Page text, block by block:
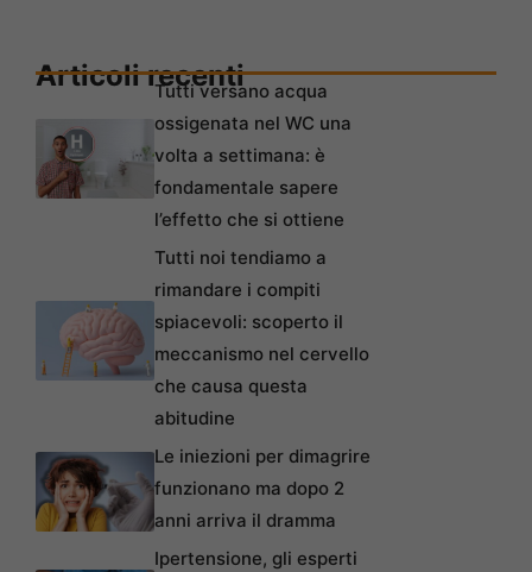
Articoli recenti
Tutti versano acqua
ossigenata nel WC una
volta a settimana: è
fondamentale sapere
l’effetto che si ottiene
Tutti noi tendiamo a
rimandare i compiti
spiacevoli: scoperto il
meccanismo nel cervello
che causa questa
abitudine
Le iniezioni per dimagrire
funzionano ma dopo 2
anni arriva il dramma
Ipertensione, gli esperti